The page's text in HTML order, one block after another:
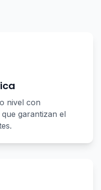
nivel con
garantizan el